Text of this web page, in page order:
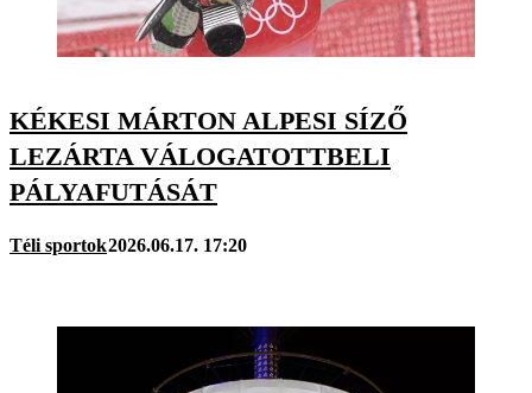
KÉKESI MÁRTON ALPESI SÍZŐ
LEZÁRTA VÁLOGATOTTBELI
PÁLYAFUTÁSÁT
Téli sportok2026.06.17. 17:20